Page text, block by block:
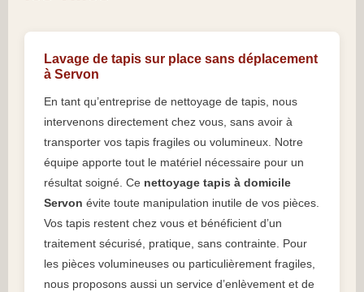
Lavage de tapis sur place sans déplacement
à Servon
En tant qu’entreprise de nettoyage de tapis, nous
intervenons directement chez vous, sans avoir à
transporter vos tapis fragiles ou volumineux. Notre
équipe apporte tout le matériel nécessaire pour un
résultat soigné. Ce nettoyage tapis à domicile
Servon évite toute manipulation inutile de vos pièces.
Vos tapis restent chez vous et bénéficient d’un
traitement sécurisé, pratique, sans contrainte. Pour
les pièces volumineuses ou particulièrement fragiles,
nous proposons aussi un service d’enlèvement et de